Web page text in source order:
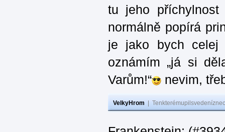
tu jeho
normálně popírá
je jako bych celej
oznámím „já si
Varům!“
nevim,
VelkyHrom